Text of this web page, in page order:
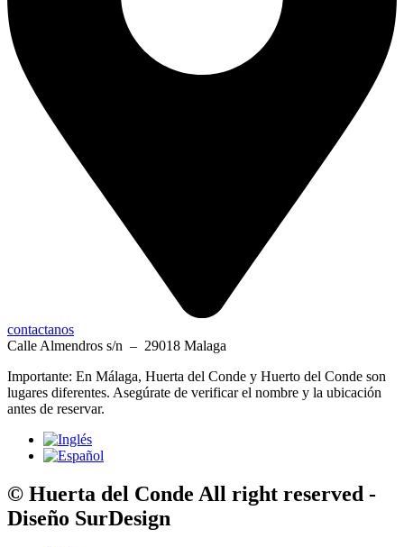
contactanos
Calle Almendros s/n – 29018 Malaga
Importante: En Málaga, Huerta del Conde y Huerto del Conde son
lugares diferentes. Asegúrate de verificar el nombre y la ubicación
antes de reservar.
© Huerta del Conde All right reserved -
Diseño SurDesign